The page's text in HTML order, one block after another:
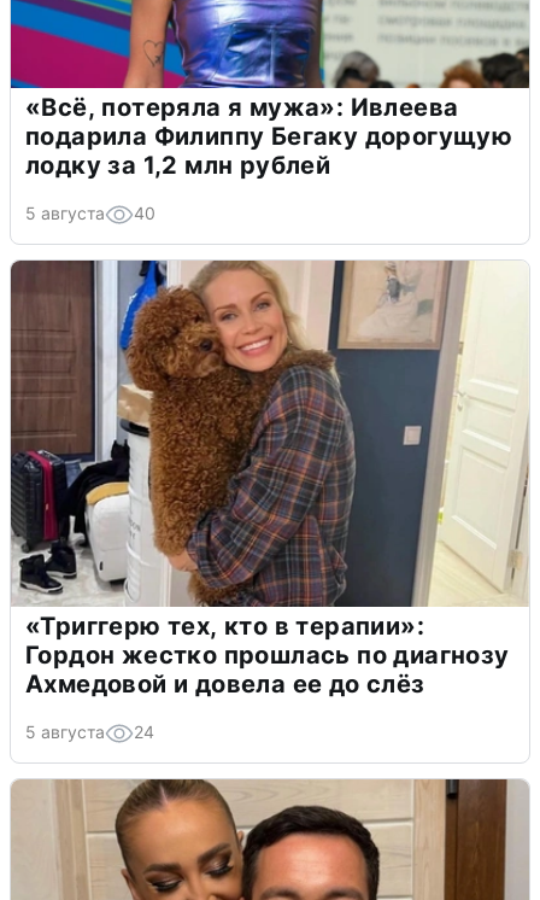
«Всё, потеряла я мужа»: Ивлеева
подарила Филиппу Бегаку дорогущую
лодку за 1,2 млн рублей
5 августа 40
«Триггерю тех, кто в терапии»:
Гордон жестко прошлась по диагнозу
Ахмедовой и довела ее до слёз
5 августа 24